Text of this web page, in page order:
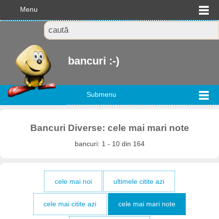
Menu
bancuri :-)
Submenu
Bancuri Diverse: cele mai mari note
bancuri: 1 - 10 din 164
cele mai noi ultimele citite azi
cele mai citite azi cele mai mari note